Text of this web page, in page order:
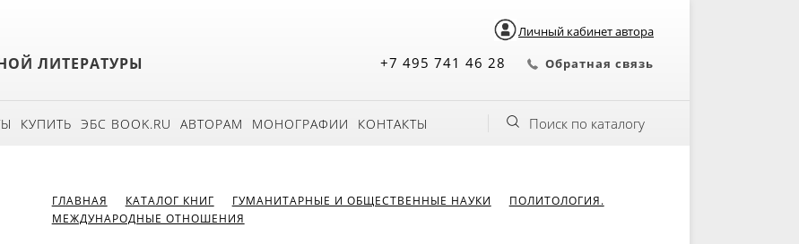
Личный кабинет автора
ЛИТЕРАТУРЫ +7 495 741 46 28 Обратная связь
КУПИТЬ ЭБС BOOK.RU АВТОРАМ МОНОГРАФИИ КОНТАКТЫ Поиск по каталогу
ГЛАВНАЯ КАТАЛОГ КНИГ ГУМАНИТАРНЫЕ И ОБЩЕСТВЕННЫЕ НАУКИ
ПОЛИТОЛОГИЯ.
МЕЖДУНАРОДНЫЕ ОТНОШЕНИЯ